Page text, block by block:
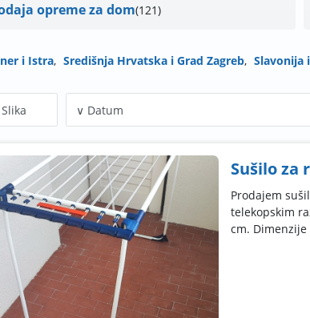
opreme za dom 121
i Istra Središnja Hrvatska i Grad Zagreb Slavonija
Slika
Sušilo za
Prodajem
telekopskim
cm. Dimenzije